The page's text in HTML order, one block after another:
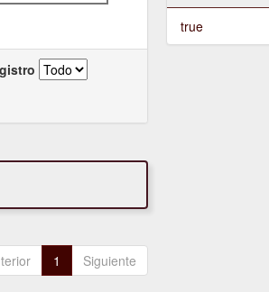
1 Siguiente
true